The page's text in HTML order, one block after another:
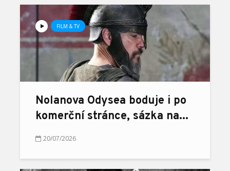
FILM & TV
Nolanova Odysea boduje i po
komerční stránce, sázka na...
20/07/2026